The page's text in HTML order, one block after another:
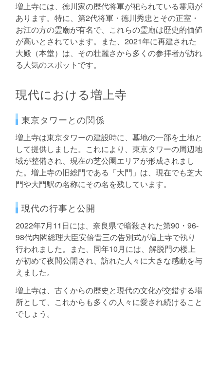
増上寺には、徳川家の歴代将軍が祀られている霊廟が
あります。特に、第2代将軍・徳川秀忠とその正室・
お江の方の霊廟が有名で、これらの霊廟は歴史的価値
が高いとされています。また、2021年に再建された
大殿（本堂）は、その壮麗さから多くの参拝者が訪れ
る人気のスポットです。
現代における増上寺
東京タワーとの関係
増上寺は東京タワーの建設時に、墓地の一部を土地と
して提供しました。これにより、東京タワーの周辺地
域が整備され、現在の芝公園エリアが形成されまし
た。増上寺の旧総門である「大門」は、現在でも芝大
門や大門駅の名称にその名を残しています。
現代の行事と公開
2022年7月11日には、奈良県で暗殺された第90・96-
98代内閣総理大臣安倍晋三の告別式が増上寺で執り
行われました。また、同年10月には、解脱門の楼上
が初めて夜間公開され、訪れた人々に大きな感動を与
えました。
増上寺は、古くからの歴史と現代の文化が交錯する場
所として、これからも多くの人々に愛され続けること
でしょう。